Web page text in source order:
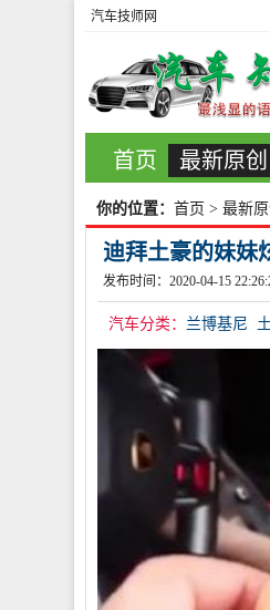
汽车技师网
首页 最新原创
你的位置： 首页 > 最新原
迪拜土豪的妹妹
发布时间：2020-04-15
汽车分类： 兰博基尼